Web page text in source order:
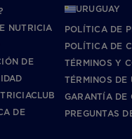
NUTRICIA
DE
DE
URUGUAY
POLÍTICA DE
POLÍTICA DE
TÉRMINOS Y
TÉRMINOS DE
GARANTÍA DE
PREGUNTAS